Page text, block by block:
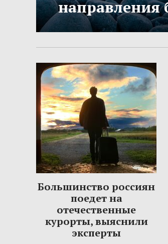
направления
Большинство россиян
поедет на
отечественные
курорты, выяснили
эксперты